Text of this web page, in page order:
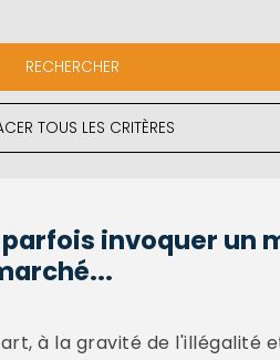
TOUS LES CRITÈRES
invoquer un
à la gravité de l'illégalité